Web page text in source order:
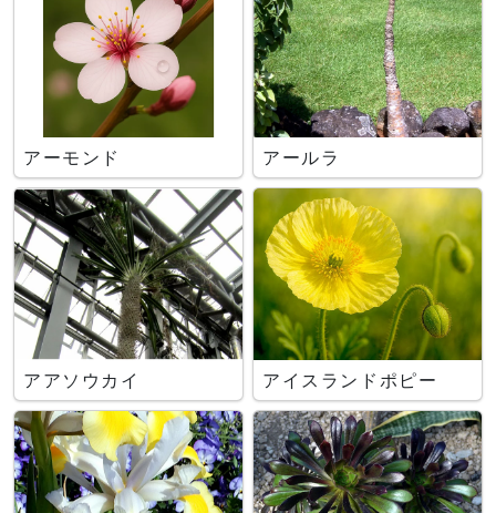
アーモンド アールラ
アアソウカイ アイスランドポピー